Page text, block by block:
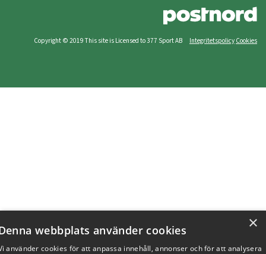
Copyright © 2019 This site is Licensed to 377 Sport AB Integritetspolicy Cookies
×
webbplats använder cookies
använder cookies för att anpassa innehåll, annonser och för att analysera